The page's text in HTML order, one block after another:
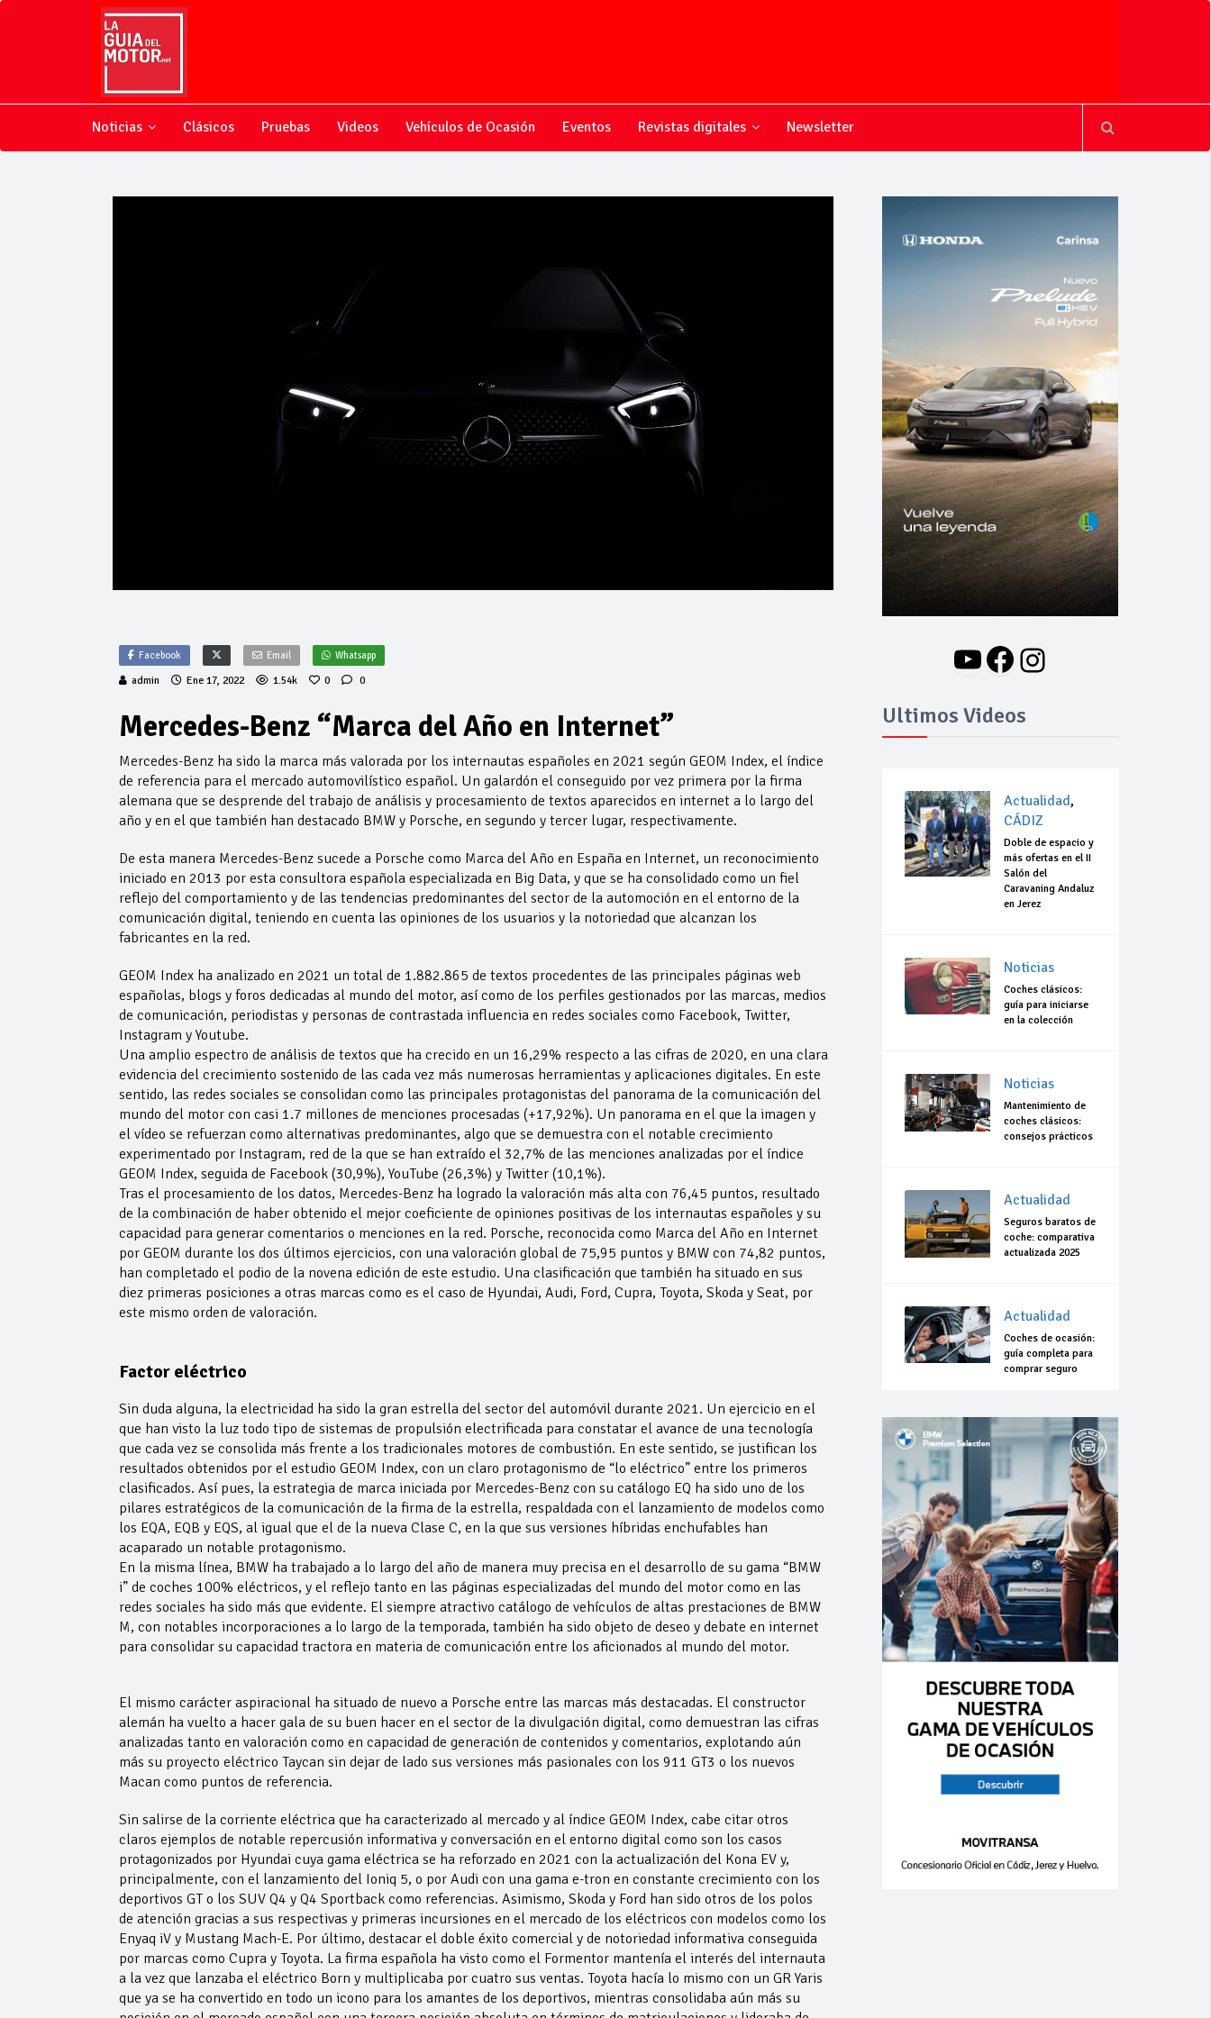
Noticias Clásicos Pruebas Videos Vehículos de Ocasión Eventos Revistas digitales Newsletter
Facebook Email Whatsapp
admin Ene 17, 2022 1.54k 0 0
Mercedes-Benz “Marca del Año en Internet”
Mercedes-Benz ha sido la marca más valorada por los internautas españoles en 2021 según GEOM Index, el índice
de referencia para el mercado automovilístico español. Un galardón el conseguido por vez primera por la firma
alemana que se desprende del trabajo de análisis y procesamiento de textos aparecidos en internet a lo largo del
año y en el que también han destacado BMW y Porsche, en segundo y tercer lugar, respectivamente.
De esta manera Mercedes-Benz sucede a Porsche como Marca del Año en España en Internet, un reconocimiento
iniciado en 2013 por esta consultora española especializada en Big Data, y que se ha consolidado como un fiel
reflejo del comportamiento y de las tendencias predominantes del sector de la automoción en el entorno de la
comunicación digital, teniendo en cuenta las opiniones de los usuarios y la notoriedad que alcanzan los
fabricantes en la red.
GEOM Index ha analizado en 2021 un total de 1.882.865 de textos procedentes de las principales páginas web
españolas, blogs y foros dedicadas al mundo del motor, así como de los perfiles gestionados por las marcas, medios
de comunicación, periodistas y personas de contrastada influencia en redes sociales como Facebook, Twitter,
Instagram y Youtube.
Una amplio espectro de análisis de textos que ha crecido en un 16,29% respecto a las cifras de 2020, en una clara
evidencia del crecimiento sostenido de las cada vez más numerosas herramientas y aplicaciones digitales. En este
sentido, las redes sociales se consolidan como las principales protagonistas del panorama de la comunicación del
mundo del motor con casi 1.7 millones de menciones procesadas (+17,92%). Un panorama en el que la imagen y
el vídeo se refuerzan como alternativas predominantes, algo que se demuestra con el notable crecimiento
experimentado por Instagram, red de la que se han extraído el 32,7% de las menciones analizadas por el índice
GEOM Index, seguida de Facebook (30,9%), YouTube (26,3%) y Twitter (10,1%).
Tras el procesamiento de los datos, Mercedes-Benz ha logrado la valoración más alta con 76,45 puntos, resultado
de la combinación de haber obtenido el mejor coeficiente de opiniones positivas de los internautas españoles y su
capacidad para generar comentarios o menciones en la red. Porsche, reconocida como Marca del Año en Internet
por GEOM durante los dos últimos ejercicios, con una valoración global de 75,95 puntos y BMW con 74,82 puntos,
han completado el podio de la novena edición de este estudio. Una clasificación que también ha situado en sus
diez primeras posiciones a otras marcas como es el caso de Hyundai, Audi, Ford, Cupra, Toyota, Skoda y Seat, por
este mismo orden de valoración.
Factor eléctrico
Sin duda alguna, la electricidad ha sido la gran estrella del sector del automóvil durante 2021. Un ejercicio en el
que han visto la luz todo tipo de sistemas de propulsión electrificada para constatar el avance de una tecnología
que cada vez se consolida más frente a los tradicionales motores de combustión. En este sentido, se justifican los
resultados obtenidos por el estudio GEOM Index, con un claro protagonismo de “lo eléctrico” entre los primeros
clasificados. Así pues, la estrategia de marca iniciada por Mercedes-Benz con su catálogo EQ ha sido uno de los
pilares estratégicos de la comunicación de la firma de la estrella, respaldada con el lanzamiento de modelos como
los EQA, EQB y EQS, al igual que el de la nueva Clase C, en la que sus versiones híbridas enchufables han
acaparado un notable protagonismo.
En la misma línea, BMW ha trabajado a lo largo del año de manera muy precisa en el desarrollo de su gama “BMW
i” de coches 100% eléctricos, y el reflejo tanto en las páginas especializadas del mundo del motor como en las
redes sociales ha sido más que evidente. El siempre atractivo catálogo de vehículos de altas prestaciones de BMW
M, con notables incorporaciones a lo largo de la temporada, también ha sido objeto de deseo y debate en internet
para consolidar su capacidad tractora en materia de comunicación entre los aficionados al mundo del motor.
El mismo carácter aspiracional ha situado de nuevo a Porsche entre las marcas más destacadas. El constructor
alemán ha vuelto a hacer gala de su buen hacer en el sector de la divulgación digital, como demuestran las cifras
analizadas tanto en valoración como en capacidad de generación de contenidos y comentarios, explotando aún
más su proyecto eléctrico Taycan sin dejar de lado sus versiones más pasionales con los 911 GT3 o los nuevos
Macan como puntos de referencia.
Sin salirse de la corriente eléctrica que ha caracterizado al mercado y al índice GEOM Index, cabe citar otros
claros ejemplos de notable repercusión informativa y conversación en el entorno digital como son los casos
protagonizados por Hyundai cuya gama eléctrica se ha reforzado en 2021 con la actualización del Kona EV y,
principalmente, con el lanzamiento del Ioniq 5, o por Audi con una gama e-tron en constante crecimiento con los
deportivos GT o los SUV Q4 y Q4 Sportback como referencias. Asimismo, Skoda y Ford han sido otros de los polos
de atención gracias a sus respectivas y primeras incursiones en el mercado de los eléctricos con modelos como los
Enyaq iV y Mustang Mach-E. Por último, destacar el doble éxito comercial y de notoriedad informativa conseguida
por marcas como Cupra y Toyota. La firma española ha visto como el Formentor mantenía el interés del internauta
a la vez que lanzaba el eléctrico Born y multiplicaba por cuatro sus ventas. Toyota hacía lo mismo con un GR Yaris
que ya se ha convertido en todo un icono para los amantes de los deportivos, mientras consolidaba aún más su
YouTube
Facebook
Instagram
Ultimos Videos
Actualidad,
CÁDIZ
Doble de espacio y
más ofertas en el II
Salón del
Caravaning Andaluz
en Jerez
Noticias
Coches clásicos:
guía para iniciarse
en la colección
Noticias
Mantenimiento de
coches clásicos:
consejos prácticos
Actualidad
Seguros baratos de
coche: comparativa
actualizada 2025
Actualidad
Coches de ocasión:
guía completa para
comprar seguro